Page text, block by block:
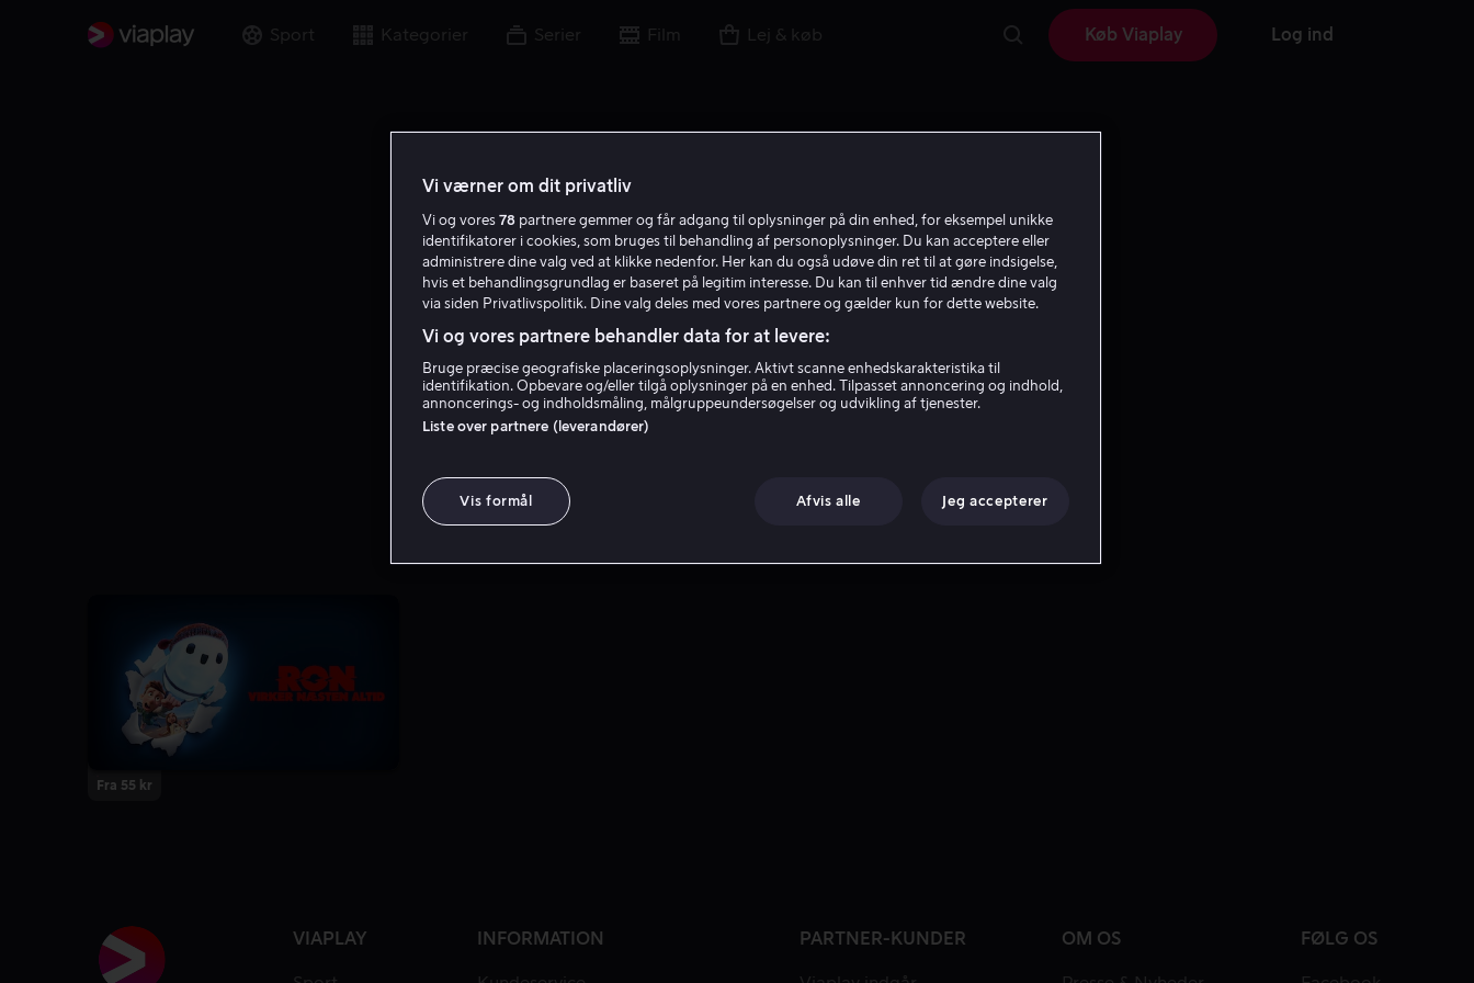
Sport Kategorier Serier Film Lej & køb Køb Viaplay Log ind
Kylie Cantrall
Fra 55 kr
VIAPLAY INFORMATION PARTNER-KUNDER OM OS FØLG OS
Vi værner om dit privatliv
Vi og vores 78 partnere gemmer og får adgang til oplysninger på din enhed, for eksempel unikke
identifikatorer i cookies, som bruges til behandling af personoplysninger. Du kan acceptere eller
administrere dine valg ved at klikke nedenfor. Her kan du også udøve din ret til at gøre indsigelse,
hvis et behandlingsgrundlag er baseret på legitim interesse. Du kan til enhver tid ændre dine valg
via siden Privatlivspolitik. Dine valg deles med vores partnere og gælder kun for dette website.
Vi og vores partnere behandler data for at levere:
Bruge præcise geografiske placeringsoplysninger. Aktivt scanne enhedskarakteristika til
identifikation. Opbevare og/eller tilgå oplysninger på en enhed. Tilpasset annoncering og indhold,
annoncerings- og indholdsmåling, målgruppeundersøgelser og udvikling af tjenester.
Liste over partnere (leverandører)
Vis formål Afvis alle Jeg accepterer